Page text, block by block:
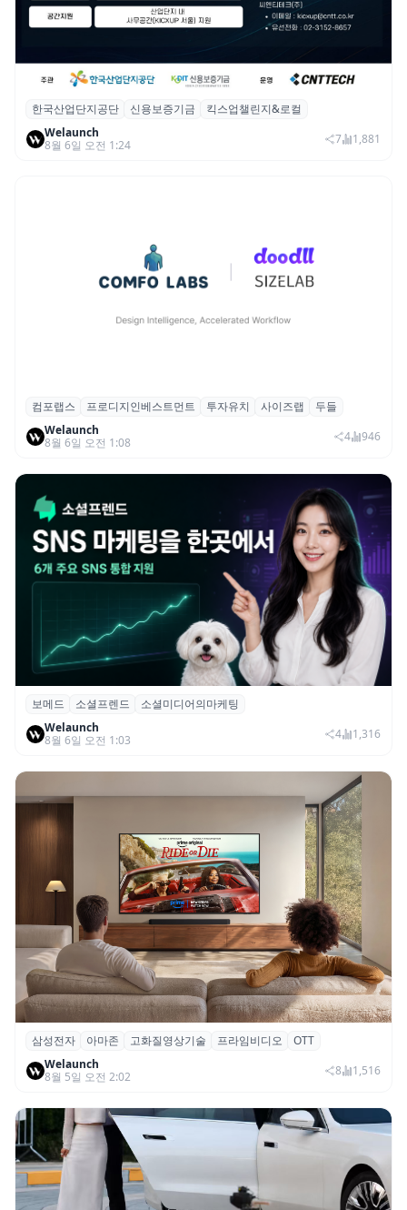
산단공·신보, 2026 ‘킥스업 챌린지&로컬’ 참
여 스타트업 모집
한국산업단지공단 신용보증기금
킥스업챌린지&로컬
Welaunch
8월 6일 오전 1:24
7 1,881
컴포랩스, 프로디지인베스트먼트로부터 시
드 투자 유치
컴포랩스 프로디지인베스트먼트 투자유치 사이즈랩
두들
Welaunch
8월 6일 오전 1:08
4 946
보메드 ‘소셜프렌드’, 유튜브·인스타 등 6개
SNS 마케팅 통합 지원
보메드 소셜프렌드
소셜미디어의마케팅
Welaunch
8월 6일 오전 1:03
4 1,316
삼성전자·아마존, 프라임 비디오에 ‘HDR10+
어드밴스드’ 적용
삼성전자 아마존 고화질영상기술 프라임비디오
OTT
Welaunch
8월 5일 오전 2:02
8 1,516